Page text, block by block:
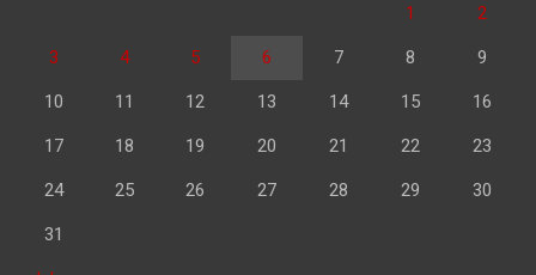
1 2
3 4 5 6 7 8 9
10 11 12 13 14 15 16
17 18 19 20 21 22 23
24 25 26 27 28 29 30
31